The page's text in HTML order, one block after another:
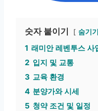
숫자 붙이기 숨기기
1 래미안 레벤투스 사
2 입지 및 교통
3 교육 환경
4 분양가와 시세
5 청약 조건 및 일정